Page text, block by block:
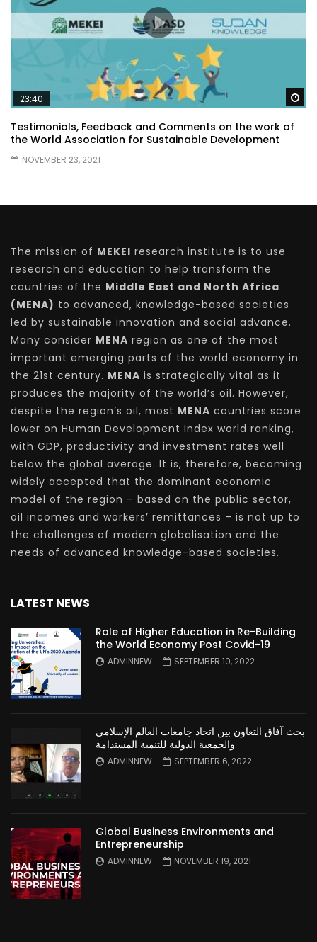
23:40
Testimonials, Feedback and Comments on the work of
the World Association for Sustainable Development
NOVEMBER 23, 2021
The mission of MEKEI research institute is to use
research and education to help transform the
countries of the Middle East and North Africa
(MENA) to advanced, knowledge-based societies
led by sustainable innovation and social advance.
Many consider MENA region as one of the most
important emerging parts of the world economy in
the 21st century. MENA is strategically vital as it
produces the majority of the world’s oil. However,
despite the region’s oil, most MENA countries score
lower on Human Development Index world ranking,
with GDP, productivity and investment rates well
below the global average. It is, therefore, becoming
widely accepted that the dominant economic
model of the region – based on the public sector,
oil incomes and workers’ remittances – is not up to
the challenges of modern globalisation and the
needs of advanced knowledge-based societies.
LATEST NEWS
Role of Higher Education in Re-Building
the World Economy Post Covid-19
ADMINNEW SEPTEMBER 10, 2022
بحث آفاق التعاون بين اتحاد جامعات العالم الإسلامي
والجمعية الدولية للتنمية المستدامة
ADMINNEW SEPTEMBER 6, 2022
Global Business Environments and
Entrepreneurship
ADMINNEW NOVEMBER 19, 2021